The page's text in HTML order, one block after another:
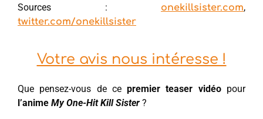
Sources : onekillsister.com,
twitter.com/onekillsister
Votre avis nous intéresse !
Que pensez-vous de cepremier teaser vidéopour
l’anime My One-Hit Kill Sister ?